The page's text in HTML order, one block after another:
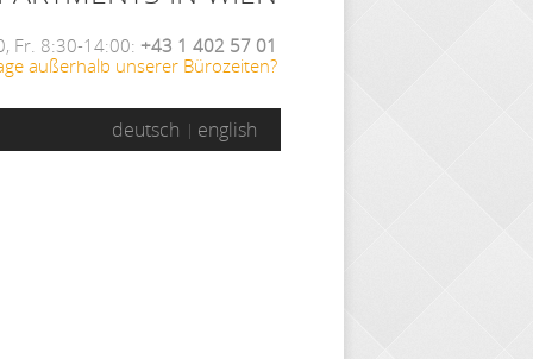
Fr. 8:30-14:00: +43 1 402 57 01
außerhalb unserer Bürozeiten?
deutsch english